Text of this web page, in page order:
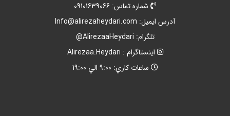
شماره تماس: 09101639066
آدرس ايميل: Info@alirezaheydari.com
تلگرام: AlirezaaHeydari@
اينستاگرام : Alirezaa.Heydari
ساعات کاري: 9:00 الي 19:00